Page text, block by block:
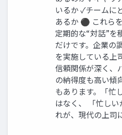
いるか ✓チームに
あるか ⚫ これら
定期的な“対話”を
だけです。企業の
を実施している上
信頼関係が深く、
の納得度も高い傾
もあります。「忙
はなく、 「忙し
れが、現代の上司